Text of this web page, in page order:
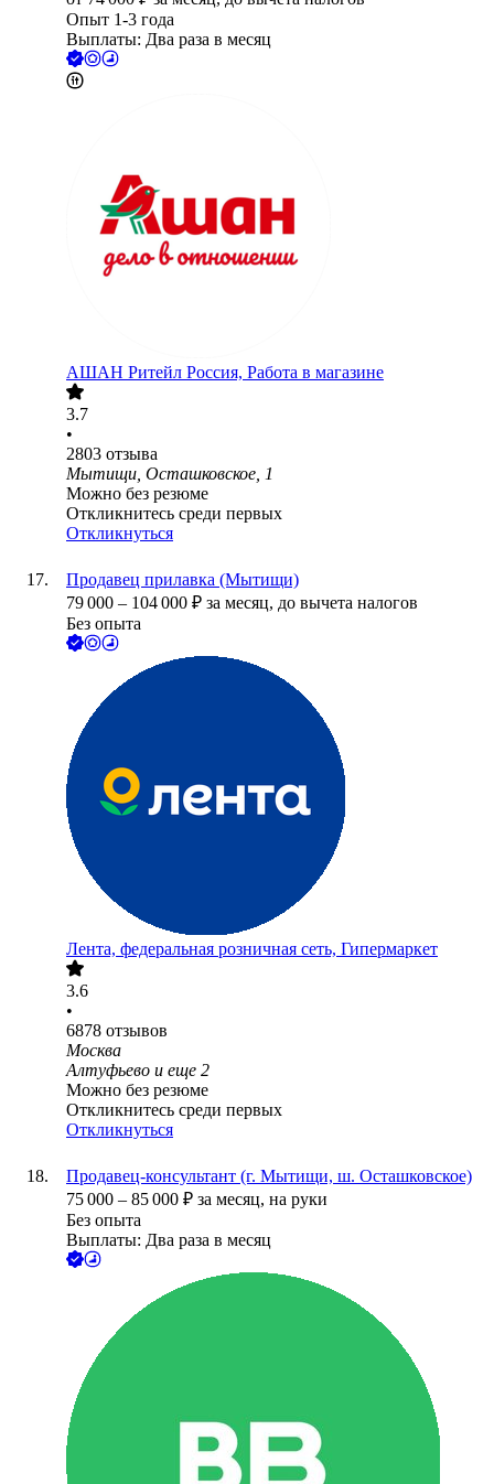
Опыт 1-3 года
Выплаты: Два раза в месяц
АШАН Ритейл Россия, Работа в магазине
3.7
•
2803 отзыва
Мытищи, Осташковское, 1
Можно без резюме
Откликнитесь среди первых
Откликнуться
Продавец прилавка (Мытищи)
79 000 – 104 000 ₽ за месяц, до вычета налогов
Без опыта
Лента, федеральная розничная сеть, Гипермаркет
3.6
•
6878 отзывов
Москва
Алтуфьево и еще 2
Можно без резюме
Откликнитесь среди первых
Откликнуться
Продавец-консультант (г. Мытищи, ш. Осташковское)
75 000 – 85 000 ₽ за месяц, на руки
Без опыта
Выплаты: Два раза в месяц